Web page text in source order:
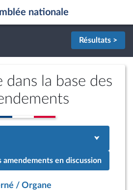
nationale
Résultats >
dans la base des
amendements en discussion
/ Organe